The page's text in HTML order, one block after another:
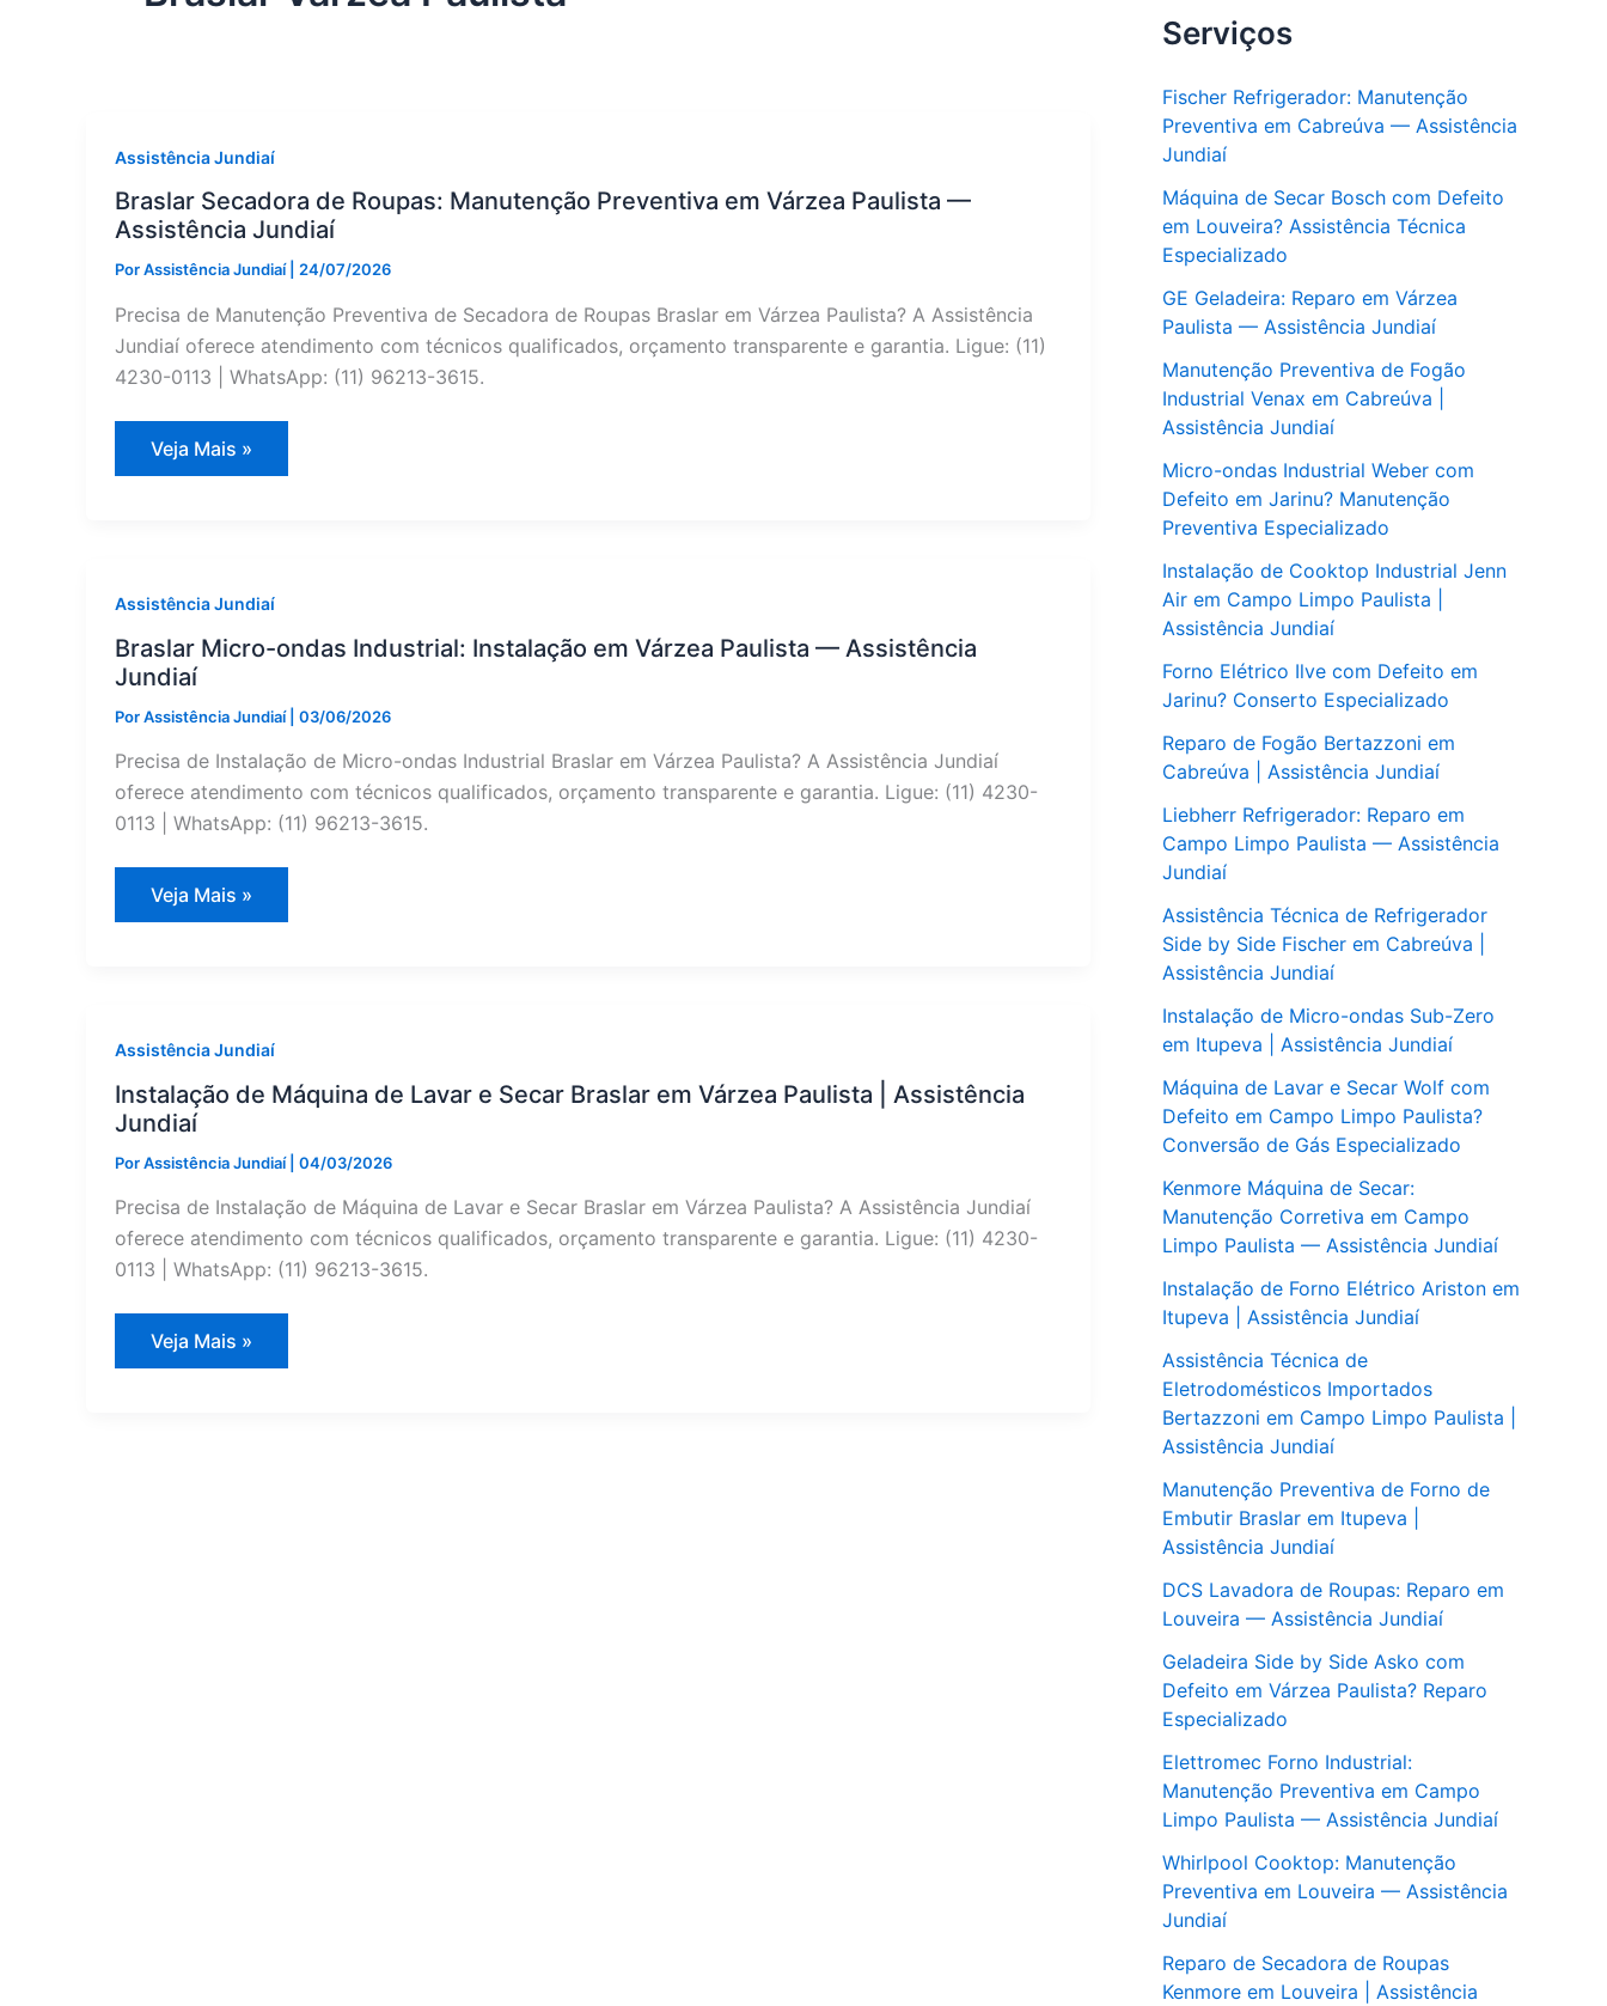
Assistência Jundiaí
Braslar Secadora de Roupas: Manutenção Preventiva em Várzea Paulista —
Assistência Jundiaí
PorAssistência Jundiaí 24/07/2026
Precisa de Manutenção Preventiva de Secadora de Roupas Braslar em Várzea Paulista? A Assistência
Jundiaí oferece atendimento com técnicos qualificados, orçamento transparente e garantia. Ligue: (11)
4230-0113 | WhatsApp: (11) 96213-3615.
Braslar
Secadora
Paulista
—
Assistência
Jundiaí
Veja Mais »
Assistência Jundiaí
Braslar Micro-ondas Industrial: Instalação em Várzea Paulista — Assistência
Jundiaí
PorAssistência Jundiaí 03/06/2026
Precisa de Instalação de Micro-ondas Industrial Braslar em Várzea Paulista? A Assistência Jundiaí
oferece atendimento com técnicos qualificados, orçamento transparente e garantia. Ligue: (11) 4230-
0113 | WhatsApp: (11) 96213-3615.
Braslar
Micro-
—
Jundiaí
Veja Mais »
Assistência Jundiaí
Instalação de Máquina de Lavar e Secar Braslar em Várzea Paulista | Assistência
Jundiaí
PorAssistência Jundiaí 04/03/2026
Precisa de Instalação de Máquina de Lavar e Secar Braslar em Várzea Paulista? A Assistência Jundiaí
oferece atendimento com técnicos qualificados, orçamento transparente e garantia. Ligue: (11) 4230-
0113 | WhatsApp: (11) 96213-3615.
Instalação
Veja Mais »
Serviços
Fischer Refrigerador: Manutenção
Preventiva em Cabreúva — Assistência
Jundiaí
Máquina de Secar Bosch com Defeito
em Louveira? Assistência Técnica
Especializado
GE Geladeira: Reparo em Várzea
Paulista — Assistência Jundiaí
Manutenção Preventiva de Fogão
Industrial Venax em Cabreúva |
Assistência Jundiaí
Micro-ondas Industrial Weber com
Defeito em Jarinu? Manutenção
Preventiva Especializado
Instalação de Cooktop Industrial Jenn
Air em Campo Limpo Paulista |
Assistência Jundiaí
Forno Elétrico Ilve com Defeito em
Jarinu? Conserto Especializado
Reparo de Fogão Bertazzoni em
Cabreúva | Assistência Jundiaí
Liebherr Refrigerador: Reparo em
Campo Limpo Paulista — Assistência
Jundiaí
Assistência Técnica de Refrigerador
Side by Side Fischer em Cabreúva |
Assistência Jundiaí
Instalação de Micro-ondas Sub-Zero
em Itupeva | Assistência Jundiaí
Máquina de Lavar e Secar Wolf com
Defeito em Campo Limpo Paulista?
Conversão de Gás Especializado
Kenmore Máquina de Secar:
Manutenção Corretiva em Campo
Limpo Paulista — Assistência Jundiaí
Instalação de Forno Elétrico Ariston em
Itupeva | Assistência Jundiaí
Assistência Técnica de
Eletrodomésticos Importados
Bertazzoni em Campo Limpo Paulista |
Assistência Jundiaí
Manutenção Preventiva de Forno de
Embutir Braslar em Itupeva |
Assistência Jundiaí
DCS Lavadora de Roupas: Reparo em
Louveira — Assistência Jundiaí
Geladeira Side by Side Asko com
Defeito em Várzea Paulista? Reparo
Especializado
Elettromec Forno Industrial:
Manutenção Preventiva em Campo
Limpo Paulista — Assistência Jundiaí
Whirlpool Cooktop: Manutenção
Preventiva em Louveira — Assistência
Jundiaí
Reparo de Secadora de Roupas
Kenmore em Louveira | Assistência